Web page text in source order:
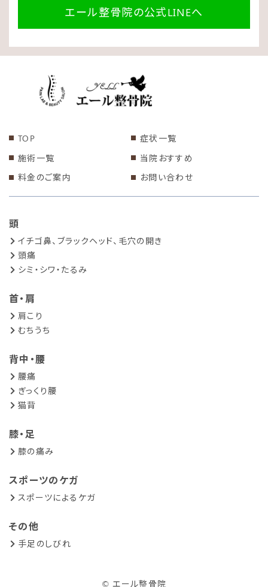
エール整骨院の公式LINEへ
TOP
症状一覧
施術一覧
当院おすすめ
料金のご案内
お問い合わせ
頭
イチゴ鼻、ブラックヘッド、毛穴の開き
頭痛
シミ・シワ・たるみ
首・肩
肩こり
むちうち
背中・腰
腰痛
ぎっくり腰
猫背
膝・足
膝の痛み
スポーツのケガ
スポーツによるケガ
その他
手足のしびれ
© エール整骨院